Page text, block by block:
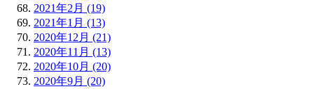
2021年2月 (19)
2021年1月 (13)
2020年12月 (21)
2020年11月 (13)
2020年10月 (20)
2020年9月 (20)